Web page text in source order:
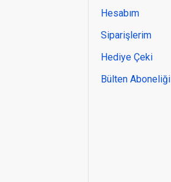
Hesabım
Siparişlerim
Hediye Çeki
Bülten Aboneliği